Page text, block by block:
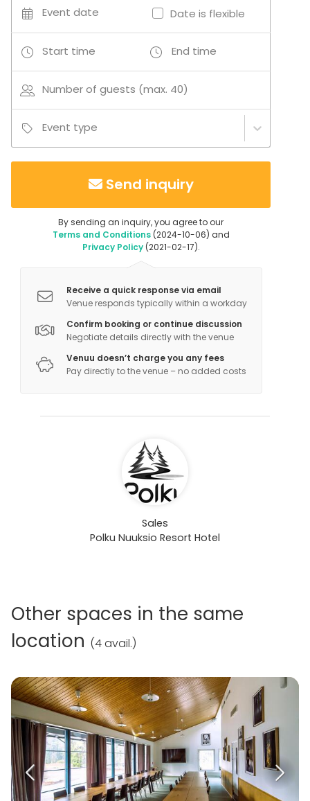
Event date Date is flexible
Start time End time
Number of guests (max. 40)
Event type
Send inquiry
By sending an inquiry, you agree to our
Terms and Conditions(2024-10-06) and
Privacy Policy(2021-02-17).
Receive a quick response via email
Venue responds typically within a workday
Confirm booking or continue discussion
Negotiate details directly with the venue
Venuu doesn’t charge you any fees
Pay directly to the venue – no added costs
Sales
Polku Nuuksio Resort Hotel
Other spaces in the same
location (4 avail.)